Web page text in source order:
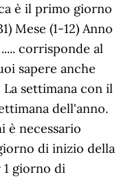
è il primo giorno
Mese (1-12) Anno
corrisponde al
sapere anche
settimana con il
dell'anno.
è necessario
di inizio della
giorno di